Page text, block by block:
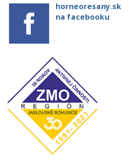
horneoresany.sk
na facebooku